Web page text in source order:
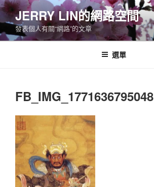
跳
至
主
要
JERRY LIN的網路空間
發表個人有關“網路”的文章
選單
FB_IMG_1771636795048